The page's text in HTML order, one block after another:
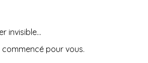
invisible…
commencé pour vous.